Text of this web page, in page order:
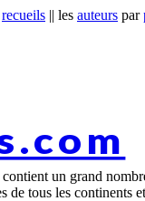
recueils || les auteurs par
un grand
de tous les